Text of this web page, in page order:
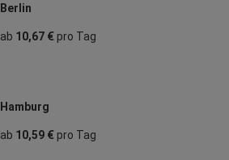
Berlin
ab 10,67 €pro Tag
Hamburg
ab 10,59 €pro Tag